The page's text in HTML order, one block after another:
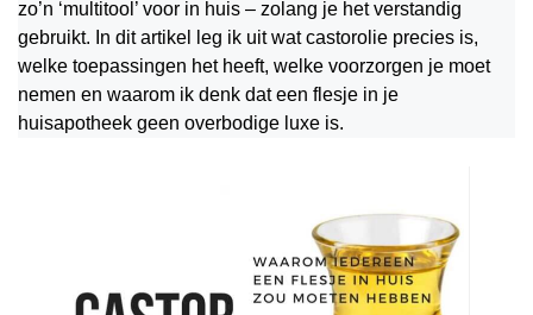
zo’n ‘multitool’ voor in huis – zolang je het verstandig
gebruikt. In dit artikel leg ik uit wat castorolie precies is,
welke toepassingen het heeft, welke voorzorgen je moet
nemen en waarom ik denk dat een flesje in je
huisapotheek geen overbodige luxe is.